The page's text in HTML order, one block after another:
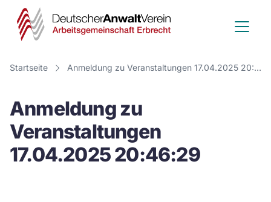
Deutscher
Anwalt
Verein
Startseite Anmeldung zu Veranstaltungen 17.04.2025 20:46:29
Anmeldung zu
Veranstaltungen
17.04.2025 20:46:29